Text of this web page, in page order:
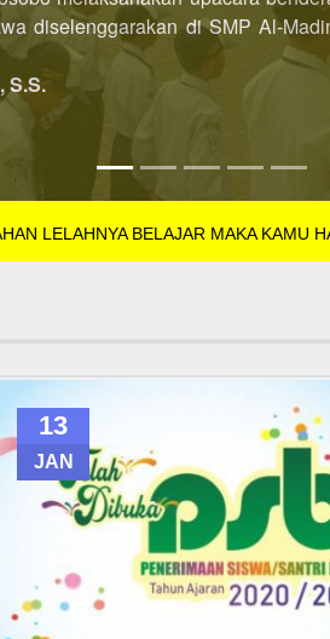
Pelajaran 2022/2023 dibuka di
S.S.
LELAHNYA BELAJAR MAKA KAMU
13
JAN